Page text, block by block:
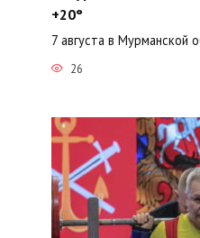
+20°
7 августа в Мурманской
26